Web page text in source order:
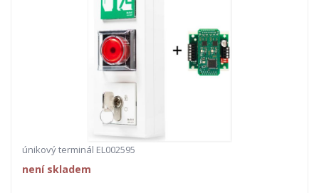
únikový terminál EL002595
není skladem